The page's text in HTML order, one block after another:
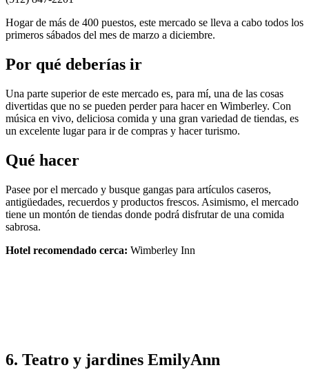
Hogar de más de 400 puestos, este mercado se lleva a cabo todos los
primeros sábados del mes de marzo a diciembre.
Por qué deberías ir
Una parte superior de este mercado es, para mí, una de las cosas
divertidas que no se pueden perder para hacer en Wimberley. Con
música en vivo, deliciosa comida y una gran variedad de tiendas, es
un excelente lugar para ir de compras y hacer turismo.
Qué hacer
Pasee por el mercado y busque gangas para artículos caseros,
antigüedades, recuerdos y productos frescos. Asimismo, el mercado
tiene un montón de tiendas donde podrá disfrutar de una comida
sabrosa.
Hotel recomendado cerca: Wimberley Inn
6. Teatro y jardines EmilyAnn